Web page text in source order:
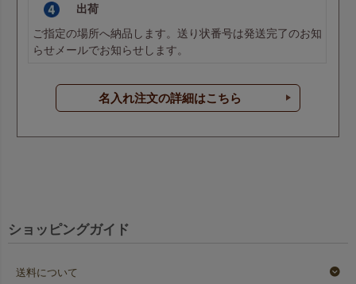
出荷
ご指定の場所へ納品します。送り状番号は発送完了のお知
らせメールでお知らせします。
名入れ注文の詳細はこちら
ショッピングガイド
送料について